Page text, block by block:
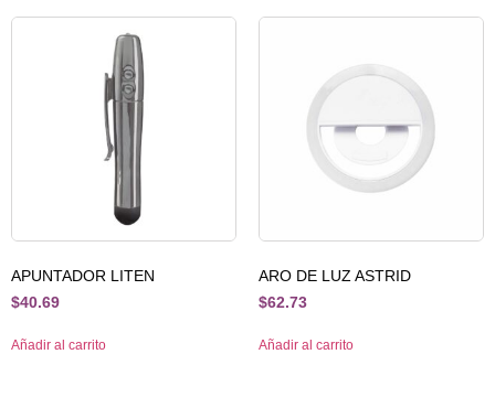
APUNTADOR LITEN
$40.69
Añadir al carrito
ARO DE LUZ ASTRID
$62.73
Añadir al carrito